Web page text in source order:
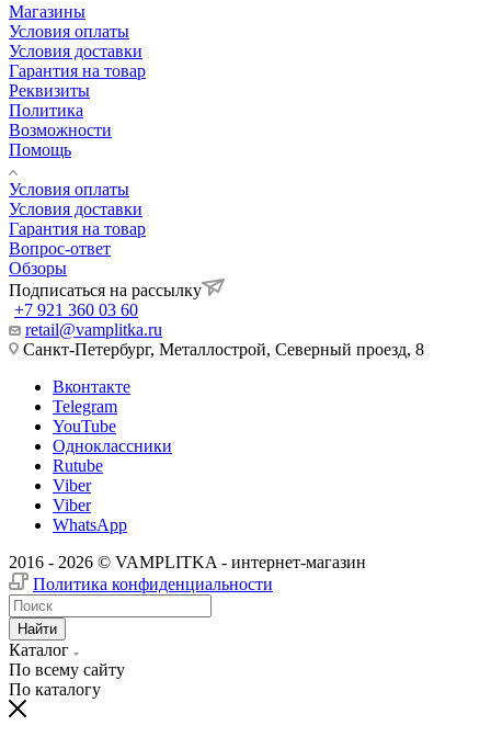
Магазины
Условия оплаты
Условия доставки
Гарантия на товар
Реквизиты
Политика
Возможности
Помощь
Условия оплаты
Условия доставки
Гарантия на товар
Вопрос-ответ
Обзоры
Подписаться на рассылку
+7 921 360 03 60
retail@vamplitka.ru
Санкт-Петербург, Металлострой, Северный проезд, 8
Вконтакте
Telegram
YouTube
Одноклассники
Rutube
Viber
Viber
WhatsApp
2016 - 2026 © VAMPLITKA - интернет-магазин
Политика конфиденциальности
Найти
Каталог
По всему сайту
По каталогу